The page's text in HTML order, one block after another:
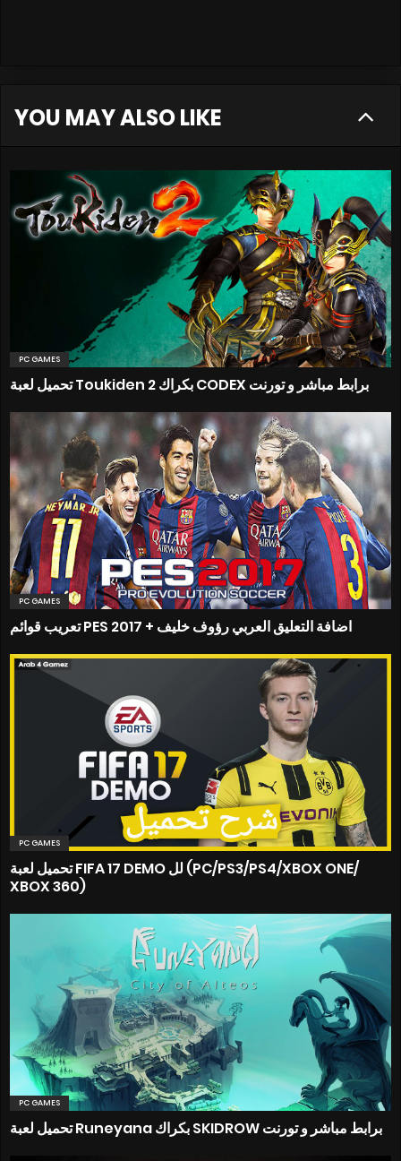
YOU MAY ALSO LIKE
PC GAMES
تحميل لعبة Toukiden 2 بكراك CODEX برابط مباشر و تورنت
PC GAMES
تعريب قوائم PES 2017 + اضافة التعليق العربي رؤوف خليف
PC GAMES
تحميل لعبة FIFA 17 DEMO لل (PC/PS3/PS4/XBOX ONE/
XBOX 360)
PC GAMES
تحميل لعبة Runeyana بكراك SKIDROW برابط مباشر و تورنت